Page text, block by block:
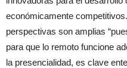
económicamente
perspectivas son amplias
para que lo remoto funcione
la presencialidad, es clave